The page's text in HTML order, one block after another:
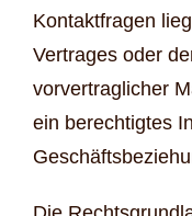
Kontaktfragen
Vertrages oder
vorvertraglicher
ein berechtigtes